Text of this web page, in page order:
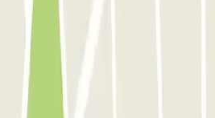
TOP CAR - P1
- Aeroporto Brindisi
Valet - Aeroporto Brindisi